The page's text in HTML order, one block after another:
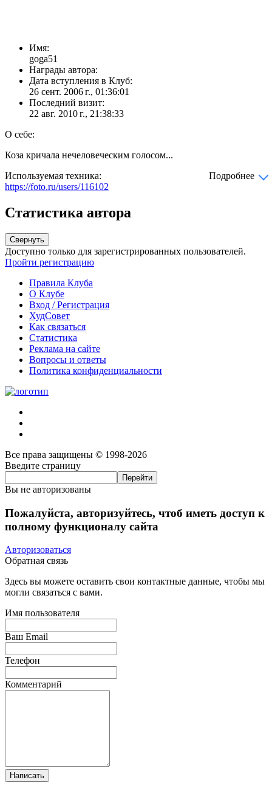
Имя:
goga51
Награды автора:
Дата вступления в Клуб:
26 сент. 2006 г., 01:36:01
Последний визит:
22 авг. 2010 г., 21:38:33
О себе:
Коза кричала нечеловеческим голосом...
Используемая техника:
Подробнее
https://foto.ru/users/116102
Статистика автора
Свернуть
Доступно только для зарегистрированных пользователей.
Пройти регистрацию
Правила Клуба
О Клубе
Вход / Регистрация
ХудСовет
Как связаться
Статистика
Реклама на сайте
Вопросы и ответы
Политика конфиденциальности
Все права защищены © 1998-2026
Введите страницу
Вы не авторизованы
Пожалуйста, авторизуйтесь, чтоб иметь доступ к
полному функционалу сайта
Авторизоваться
Обратная связь
Здесь вы можете оставить свои контактные данные, чтобы мы
могли связаться с вами.
Имя пользователя
Ваш Email
Телефон
Комментарий
Написать